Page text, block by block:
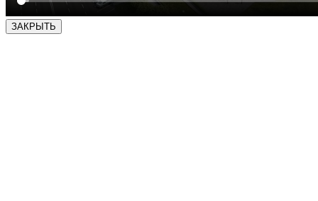
ЗАКРЫТЬ